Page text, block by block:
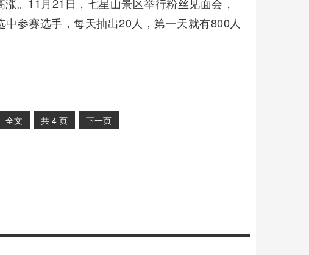
参赛选手，每天抽出20人，第一天就有800人
全文 共 4 页 下一页